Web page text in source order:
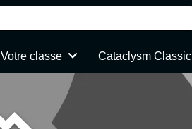
Votre classe Cataclysm Classic